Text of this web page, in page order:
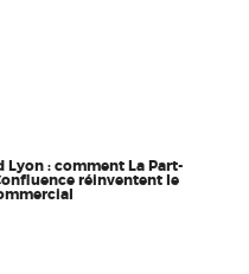
Lyon : comment La Part-
réinventent le